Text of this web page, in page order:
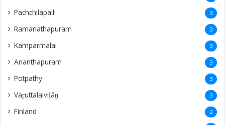
Pachchilapalli 3
Ramanathapuram 3
Kamparmalai 3
Ananthapuram 3
‎Potpathy 3
Vaṟuttalaiviḷāṉ 3
Finland 2